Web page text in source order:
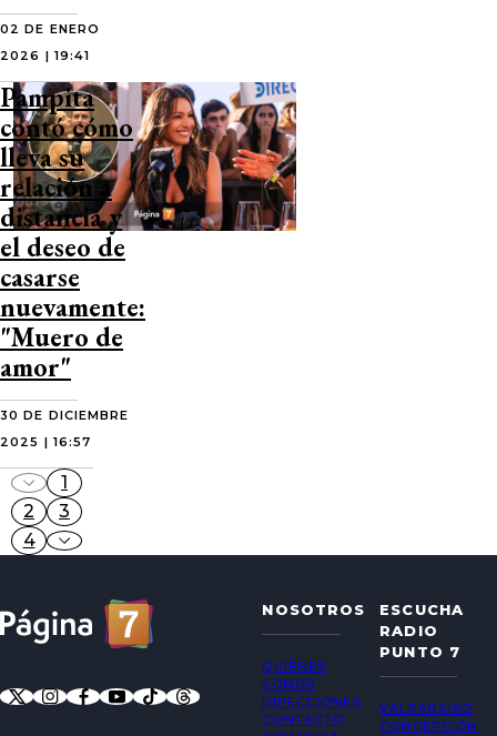
02 DE ENERO
2026 | 19:41
Pampita
contó cómo
lleva su
relación a
distancia y
el deseo de
casarse
nuevamente:
"Muero de
amor"
30 DE DICIEMBRE
2025 | 16:57
1
2
3
4
NOSOTROS
QUIÉNES
SOMOS
DIRECCIONES
CONTACTO
ESCUCHA
RADIO
PUNTO 7
VALPARAÍSO
CONCEPCIÓN